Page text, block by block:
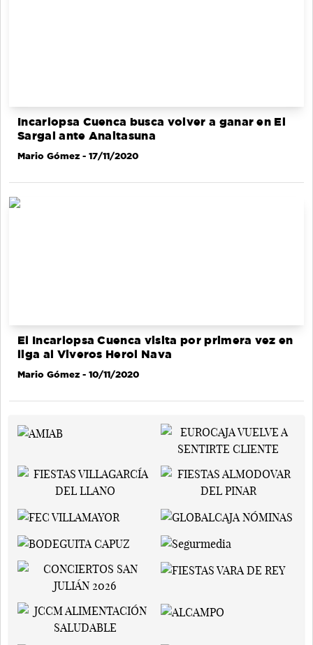
Incarlopsa Cuenca busca volver a ganar en El
Sargal ante Anaitasuna
Mario Gómez - 17/11/2020
El Incarlopsa Cuenca visita por primera vez en
liga al Viveros Herol Nava
Mario Gómez - 10/11/2020